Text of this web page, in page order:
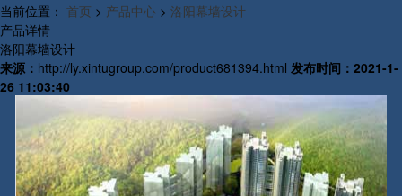
当前位置： 首页 > 产品中心 > 洛阳幕墙设计
产品详情
洛阳幕墙设计
来源： http://ly.xintugroup.com/product681394.html 发布时间： 2021-1-
26 11:03:40